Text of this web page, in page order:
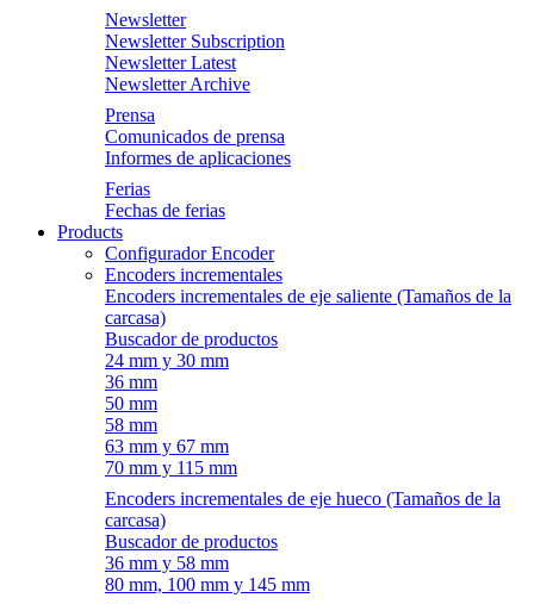
Newsletter
Newsletter Subscription
Newsletter Latest
Newsletter Archive
Prensa
Comunicados de prensa
Informes de aplicaciones
Ferias
Fechas de ferias
Products
Configurador Encoder
Encoders incrementales
Encoders incrementales de eje saliente (Tamaños de la
carcasa)
Buscador de productos
24 mm y 30 mm
36 mm
50 mm
58 mm
63 mm y 67 mm
70 mm y 115 mm
Encoders incrementales de eje hueco (Tamaños de la
carcasa)
Buscador de productos
36 mm y 58 mm
80 mm, 100 mm y 145 mm